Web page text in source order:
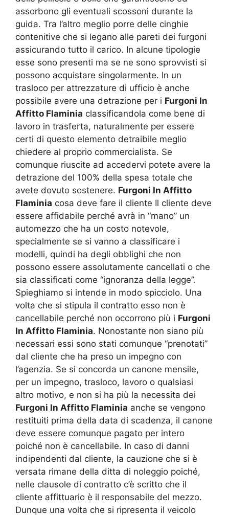
assorbono gli eventuali scossoni durante la
guida. Tra l’altro meglio porre delle cinghie
contenitive che si legano alle pareti dei furgoni
assicurando tutto il carico. In alcune tipologie
esse sono presenti ma se ne sono sprovvisti si
possono acquistare singolarmente. In un
trasloco per attrezzature di ufficio è anche
possibile avere una detrazione per i Furgoni In
Affitto Flaminia classificandola come bene di
lavoro in trasferta, naturalmente per essere
certi di questo elemento detraibile meglio
chiedere al proprio commercialista. Se
comunque riuscite ad accedervi potete avere la
detrazione del 100% della spesa totale che
avete dovuto sostenere. Furgoni In Affitto
Flaminia cosa deve fare il cliente Il cliente deve
essere affidabile perché avrà in “mano” un
automezzo che ha un costo notevole,
specialmente se si vanno a classificare i
modelli, quindi ha degli obblighi che non
possono essere assolutamente cancellati o che
sia classificati come “ignoranza della legge”.
Spieghiamo si intende in modo spicciolo. Una
volta che si stipula il contratto esso non è
cancellabile perché non occorrono più i Furgoni
In Affitto Flaminia. Nonostante non siano più
necessari essi sono stati comunque “prenotati”
dal cliente che ha preso un impegno con
l’agenzia. Se si concorda un canone mensile,
per un impegno, trasloco, lavoro o qualsiasi
altro motivo, e non si ha più la necessita dei
Furgoni In Affitto Flaminia anche se vengono
restituiti prima della data di scadenza, il canone
deve essere comunque pagato per intero
poiché non è cancellabile. In caso di danni
indipendenti dal cliente, la cauzione che si è
versata rimane della ditta di noleggio poiché,
nelle clausole di contratto c’è scritto che il
cliente affittuario è il responsabile del mezzo.
Dunque una volta che si ripresenta il veicolo